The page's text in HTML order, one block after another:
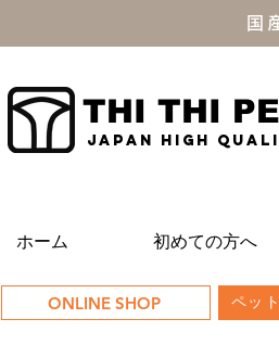
国
THI THI
JAPAN high
ホーム 初めての方へ
ONLINE SHOP ペッ